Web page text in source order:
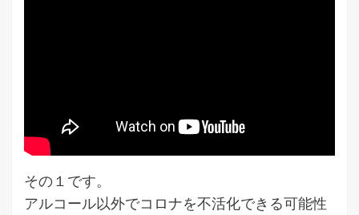
その１です。
アルコール以外でコロナを不活化できる可能性